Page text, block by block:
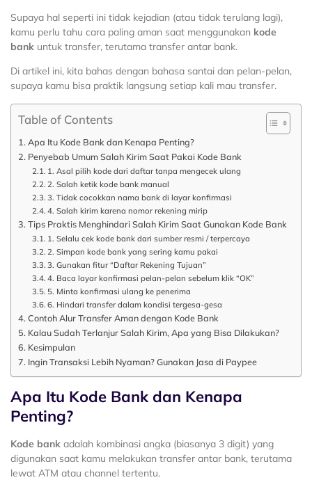
Supaya hal seperti ini tidak kejadian (atau tidak terulang lagi),
kamu perlu tahu cara paling aman saat menggunakan kode
bank untuk transfer, terutama transfer antar bank.
Di artikel ini, kita bahas dengan bahasa santai dan pelan-pelan,
supaya kamu bisa praktik langsung setiap kali mau transfer.
Table of Contents
Apa Itu Kode Bank dan Kenapa Penting?
Penyebab Umum Salah Kirim Saat Pakai Kode Bank
1. Asal pilih kode dari daftar tanpa mengecek ulang
2. Salah ketik kode bank manual
3. Tidak cocokkan nama bank di layar konfirmasi
4. Salah kirim karena nomor rekening mirip
Tips Praktis Menghindari Salah Kirim Saat Gunakan Kode Bank
1. Selalu cek kode bank dari sumber resmi / terpercaya
2. Simpan kode bank yang sering kamu pakai
3. Gunakan fitur “Daftar Rekening Tujuan”
4. Baca layar konfirmasi pelan-pelan sebelum klik “OK”
5. Minta konfirmasi ulang ke penerima
6. Hindari transfer dalam kondisi tergesa-gesa
Contoh Alur Transfer Aman dengan Kode Bank
Kalau Sudah Terlanjur Salah Kirim, Apa yang Bisa Dilakukan?
Kesimpulan
Ingin Transaksi Lebih Nyaman? Gunakan Jasa di Paypee
Apa Itu Kode Bank dan Kenapa
Penting?
Kode bank adalah kombinasi angka (biasanya 3 digit) yang
digunakan saat kamu melakukan transfer antar bank, terutama
lewat ATM atau channel tertentu.